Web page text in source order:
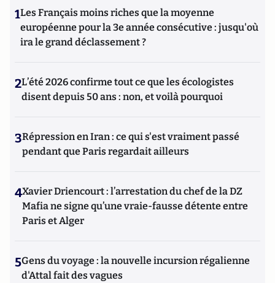
1Les Français moins riches que la moyenne
européenne pour la 3e année consécutive : jusqu'où
ira le grand déclassement ?
2L’été 2026 confirme tout ce que les écologistes
disent depuis 50 ans : non, et voilà pourquoi
3Répression en Iran : ce qui s'est vraiment passé
pendant que Paris regardait ailleurs
4Xavier Driencourt : l’arrestation du chef de la DZ
Mafia ne signe qu’une vraie-fausse détente entre
Paris et Alger
5Gens du voyage : la nouvelle incursion régalienne
d'Attal fait des vagues